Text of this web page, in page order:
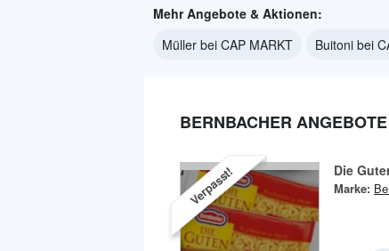
Mehr Angebote & Aktionen:
Müller bei CAP MARKT
Buitoni bei
BERNBACHER
Verpasst! Die
Marke: